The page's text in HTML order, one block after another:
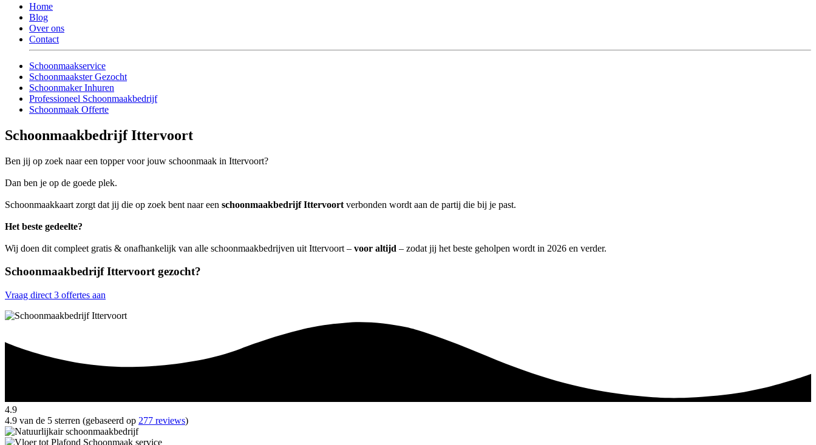
Home
Blog
Over ons
Contact
Schoonmaakservice
Schoonmaakster Gezocht
Schoonmaker Inhuren
Professioneel Schoonmaakbedrijf
Schoonmaak Offerte
Schoonmaakbedrijf Ittervoort
Ben jij op zoek naar een topper voor jouw schoonmaak in Ittervoort?
Dan ben je op de goede plek.
Schoonmaakkaart zorgt dat jij die op zoek bent naar een schoonmaakbedrijf Ittervoort verbonden wordt aan de partij die bij je past.
Het beste gedeelte?
Wij doen dit compleet gratis & onafhankelijk van alle schoonmaakbedrijven uit Ittervoort – voor altijd – zodat jij het beste geholpen wordt in 2026 en verder.
Schoonmaakbedrijf Ittervoort gezocht?
Vraag direct 3 offertes aan
4.9
4.9 van de 5 sterren (gebaseerd op 277 reviews)